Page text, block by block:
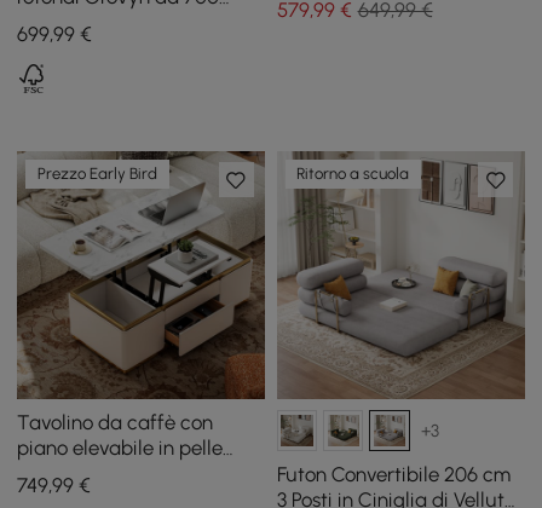
mm-800 mm con piano in
pietra sinterizzata
699,99 €
579,99€ 649,99 €
Prezzo Early Bird
Tavolino da caffè con
piano elevabile in pelle
color avorio, 48 pollici, con
2 cassetti
749,99 €
Ritorno a scuola
+3
Futon Convertibile 206 cm
3 Posti in Ciniglia di Velluto